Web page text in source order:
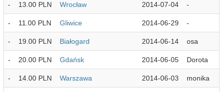
- 13.00 PLN Wrocław 2014-07-04 -
- 11.00 PLN Gliwice 2014-06-29 -
- 19.00 PLN Białogard 2014-06-14 osa
- 20.00 PLN Gdańsk 2014-06-05 Dorota
- 14.00 PLN Warszawa 2014-06-03 monika